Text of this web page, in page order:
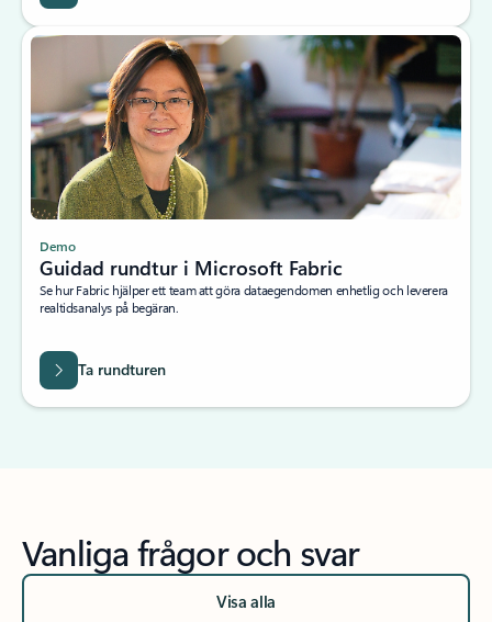
Demo
Guidad rundtur i Microsoft Fabric
Se hur Fabric hjälper ett team att göra dataegendomen enhetlig och leverera
realtidsanalys på begäran.
Ta rundturen
Vanliga frågor och svar
Visa alla